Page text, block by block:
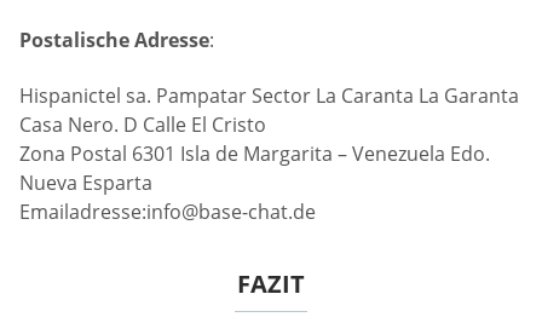
Postalische Adresse:
Hispanictel sa. Pampatar Sector La Caranta La Garanta
Casa Nero. D Calle El Cristo
Zona Postal 6301 Isla de Margarita – Venezuela Edo.
Nueva Esparta
Emailadresse:info@base-chat.de
FAZIT